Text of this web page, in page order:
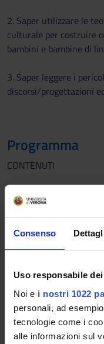
Consenso
Uso responsabile
Noi e i nostri 1022
personali, ad
tecnologie come i
alle informazioni sul
2. Saper utilizzare le
culturale per costruire
bambini e bambine di
3. Saper leggere i
discorsi/progettazioni
Programma
CONTENUTI
1) – Introduzione al
2) - Mediazione
3) La lingua della casa
assistenza educativa
concrete in cui sono
genitori.
3) – Quando si è madri